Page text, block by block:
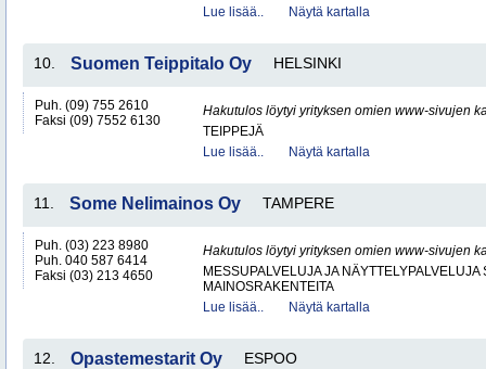
Lue lisää..
Näytä kartalla
10. Suomen Teippitalo Oy HELSINKI
Puh. (09) 755 2610
Faksi (09) 7552 6130
Hakutulos löytyi yrityksen omien www-sivujen
TEIPPEJÄ
Lue lisää..
Näytä kartalla
11. Some Nelimainos Oy TAMPERE
Puh. (03) 223 8980
Puh. 040 587 6414
Faksi (03) 213 4650
Hakutulos löytyi yrityksen omien www-sivujen
MESSUPALVELUJA JA NÄYTTELYPALVELUJA
MAINOSRAKENTEITA
Lue lisää..
Näytä kartalla
12. Opastemestarit Oy ESPOO